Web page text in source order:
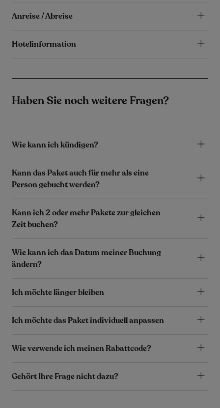
Anreise / Abreise
Hotelinformation
Haben Sie noch weitere Fragen?
Wie kann ich kündigen?
Kann das Paket auch für mehr als eine
Person gebucht werden?
Kann ich 2 oder mehr Pakete zur gleichen
Zeit buchen?
Wie kann ich das Datum meiner Buchung
ändern?
Ich möchte länger bleiben
Ich möchte das Paket individuell anpassen
Wie verwende ich meinen Rabattcode?
Gehört Ihre Frage nicht dazu?